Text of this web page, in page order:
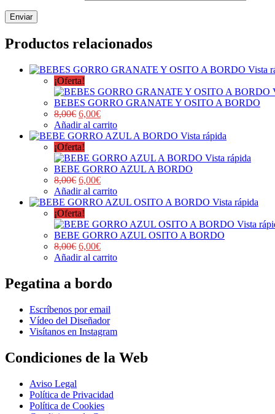
Productos relacionados
Vista
¡Oferta!
BEBES GORRO GRANATE Y OSITO A BORDO
8,00€ 6,00€
Añadir al carrito
Vista rápida
¡Oferta!
Vista rápida
BEBE GORRO AZUL A BORDO
8,00€ 6,00€
Añadir al carrito
Vista rápida
¡Oferta!
Vista
BEBE GORRO AZUL OSITO A BORDO
8,00€ 6,00€
Añadir al carrito
Pegatina a bordo
Escríbenos por email
Vídeo del Diseñador
Visítanos en Instagram
Condiciones de la Web
Aviso Legal
Política de Privacidad
Política de Cookies